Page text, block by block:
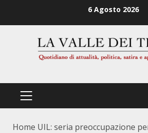
6 Agosto 2026
PRIMÄRES
Home UIL: seria preoccupazione